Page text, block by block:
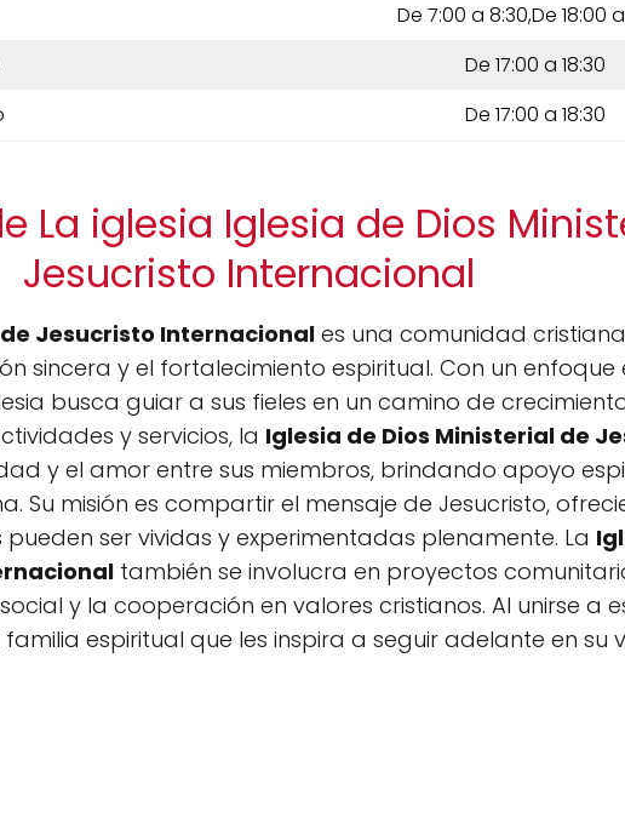
De 7:00 a 8:30,De 18:00
De 17:00 a 18:30
De 17:00 a 18:30
La iglesia Iglesia de Dios
Jesucristo Internacional
Jesucristo Internacional es una comunidad
sincera y el fortalecimiento espiritual. Con un
busca guiar a sus fieles en un camino de
y servicios, la Iglesia de Dios Ministerial de
y el amor entre sus miembros, brindando apoyo
Su misión es compartir el mensaje de Jesucristo,
ser vividas y experimentadas plenamente. La
también se involucra en proyectos
y la cooperación en valores cristianos. Al unirse a
espiritual que les inspira a seguir adelante en su